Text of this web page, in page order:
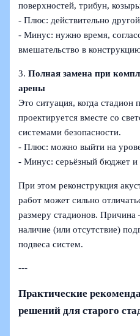
поверхностей, трибун,
- Плюс: действительно
- Минус: нужно время,
вмешательство в
3.Полная замена при
арены
Это ситуация, когда стадион
проектируется вместе со
системами безопасности.
- Плюс: можно выйти на
- Минус: серьёзный бюджет и
При этом реконструкция
работ может сильно
размеру стадионов.
наличие (или отсутствие)
подвеса систем.
---
Практические
решений для старого